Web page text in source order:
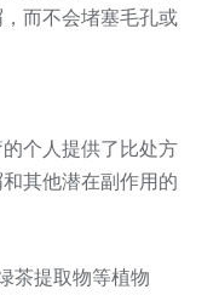
而不会堵塞毛孔或
个人提供了比处方
其他潜在副作用的
茶提取物等植物